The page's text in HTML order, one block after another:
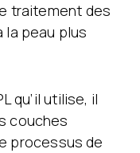
traitement des
peau plus
qu’il utilise, il
couches
processus de